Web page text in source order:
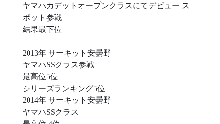
ヤマハカデットオープンクラスにてデビュー ス
ポット参戦
結果最下位
2013年 サーキット安曇野
ヤマハSSクラス参戦
最高位5位
シリーズランキング5位
2014年 サーキット安曇野
ヤマハSSクラス